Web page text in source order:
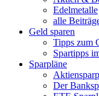
Edelmetalle
alle
Geld sparen
Tipps zum
Spartipps
Sparpläne
Der